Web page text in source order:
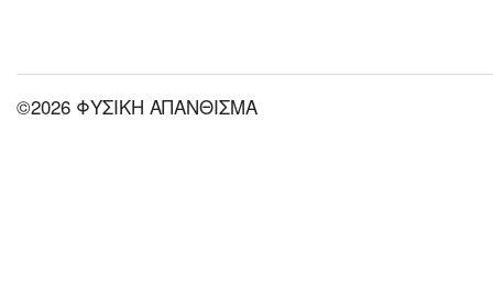
©2026 ΦΥΣΙΚΗ ΑΠΑΝΘΙΣΜΑ